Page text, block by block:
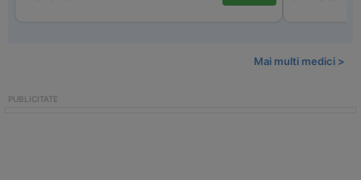
Mai multi medici >